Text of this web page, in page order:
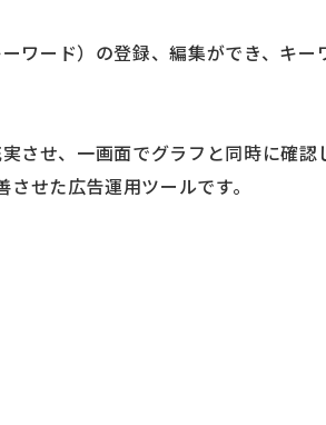
ワード）の登録、編集ができ、キー
させ、一画面でグラフと同時に確認
せた広告運用ツールです。